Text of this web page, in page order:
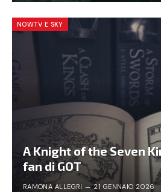
NOWTV E SKY
A Knight of the Seven
fan di GOT
RAMONA ALLEGRI 21 GENNAIO 2026